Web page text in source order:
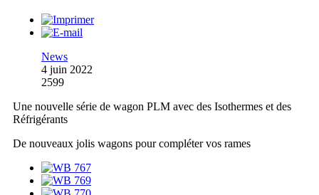
News
4 juin 2022
2599
Une nouvelle série de wagon PLM avec des Isothermes et des
Réfrigérants
De nouveaux jolis wagons pour compléter vos rames